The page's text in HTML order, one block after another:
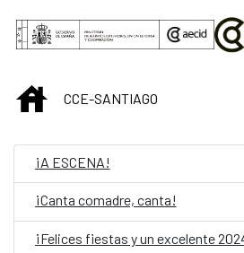
Saut au contenu principal
INICIOCCE-SANTIAGO
¡A ESCENA!
¡Canta comadre, canta!
¡Felices fiestas y un excelente